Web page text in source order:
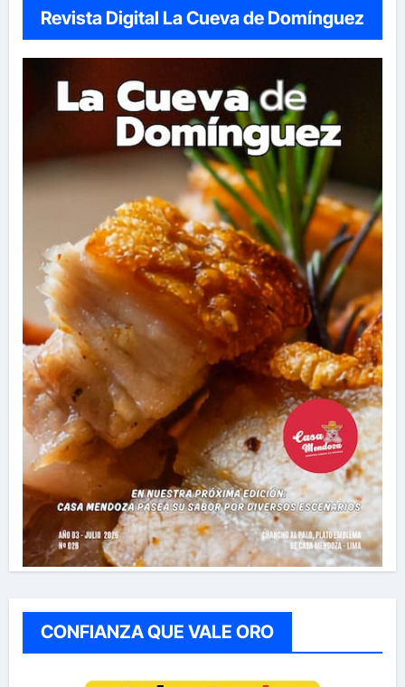
Revista Digital La Cueva de Domínguez
CONFIANZA QUE VALE ORO